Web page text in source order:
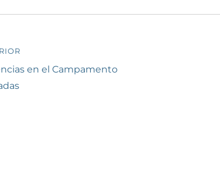
en el Campamento